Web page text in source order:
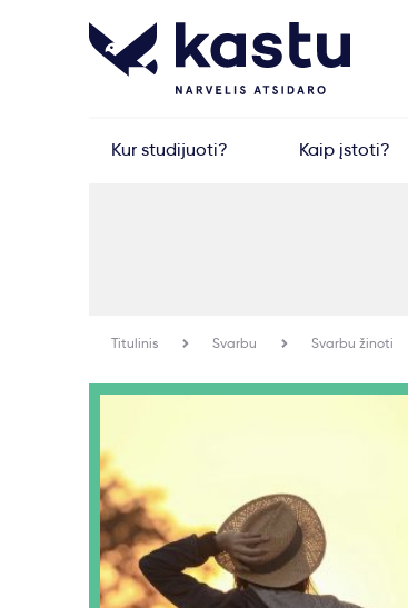
Kur studijuoti? Kaip įstoti?
Titulinis Svarbu Svarbu žinoti